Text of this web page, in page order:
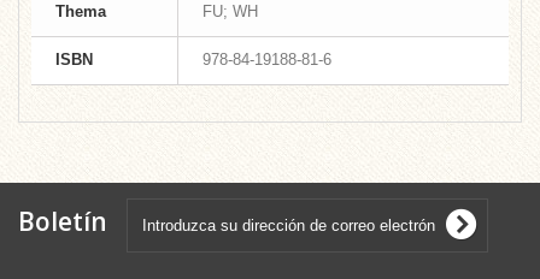
Thema FU; WH
ISBN 978-84-19188-81-6
Boletín